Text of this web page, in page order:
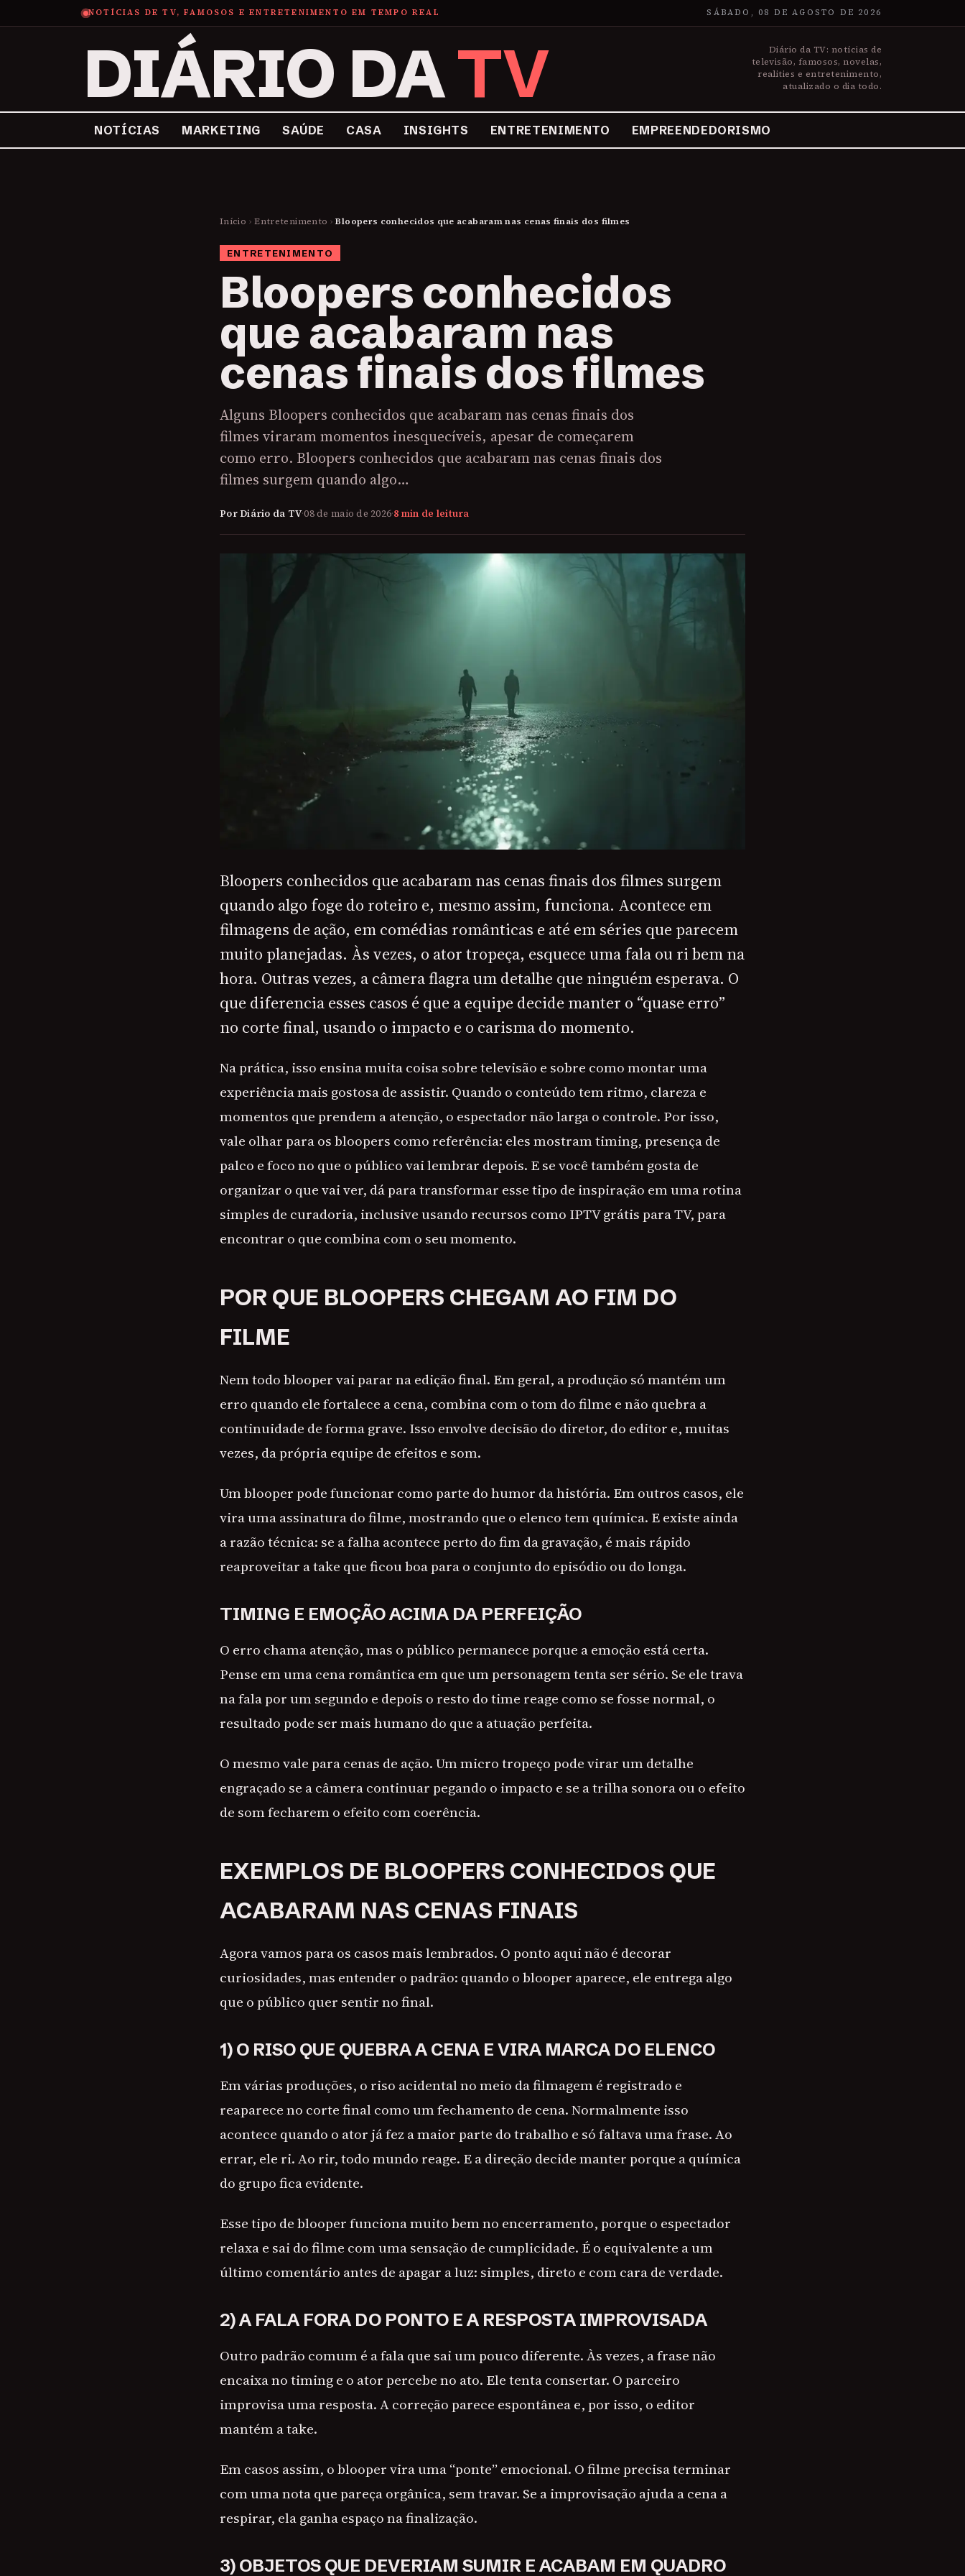
NOTÍCIAS DE TV, FAMOSOS E ENTRETENIMENTO EM TEMPO REAL SÁBADO, 08 DE AGOSTO DE 2026
DIÁRIO DATV
Diário da TV: notícias de
televisão, famosos, novelas,
realities e entretenimento,
atualizado o dia todo.
NOTÍCIAS MARKETING SAÚDE CASA INSIGHTS ENTRETENIMENTO EMPREENDEDORISMO
Início › Entretenimento › Bloopers conhecidos que acabaram nas cenas finais dos filmes
ENTRETENIMENTO
Bloopers conhecidos
que acabaram nas
cenas finais dos filmes
Alguns Bloopers conhecidos que acabaram nas cenas finais dos
filmes viraram momentos inesquecíveis, apesar de começarem
como erro. Bloopers conhecidos que acabaram nas cenas finais dos
filmes surgem quando algo…
Por Diário da TV·08 de maio de 2026·8 min de leitura
Bloopers conhecidos que acabaram nas cenas finais dos filmes surgem
quando algo foge do roteiro e, mesmo assim, funciona. Acontece em
filmagens de ação, em comédias românticas e até em séries que parecem
muito planejadas. Às vezes, o ator tropeça, esquece uma fala ou ri bem na
hora. Outras vezes, a câmera flagra um detalhe que ninguém esperava. O
que diferencia esses casos é que a equipe decide manter o “quase erro”
no corte final, usando o impacto e o carisma do momento.
Na prática, isso ensina muita coisa sobre televisão e sobre como montar uma
experiência mais gostosa de assistir. Quando o conteúdo tem ritmo, clareza e
momentos que prendem a atenção, o espectador não larga o controle. Por isso,
vale olhar para os bloopers como referência: eles mostram timing, presença de
palco e foco no que o público vai lembrar depois. E se você também gosta de
organizar o que vai ver, dá para transformar esse tipo de inspiração em uma rotina
simples de curadoria, inclusive usando recursos como IPTV grátis para TV, para
encontrar o que combina com o seu momento.
POR QUE BLOOPERS CHEGAM AO FIM DO
FILME
Nem todo blooper vai parar na edição final. Em geral, a produção só mantém um
erro quando ele fortalece a cena, combina com o tom do filme e não quebra a
continuidade de forma grave. Isso envolve decisão do diretor, do editor e, muitas
vezes, da própria equipe de efeitos e som.
Um blooper pode funcionar como parte do humor da história. Em outros casos, ele
vira uma assinatura do filme, mostrando que o elenco tem química. E existe ainda
a razão técnica: se a falha acontece perto do fim da gravação, é mais rápido
reaproveitar a take que ficou boa para o conjunto do episódio ou do longa.
TIMING E EMOÇÃO ACIMA DA PERFEIÇÃO
O erro chama atenção, mas o público permanece porque a emoção está certa.
Pense em uma cena romântica em que um personagem tenta ser sério. Se ele trava
na fala por um segundo e depois o resto do time reage como se fosse normal, o
resultado pode ser mais humano do que a atuação perfeita.
O mesmo vale para cenas de ação. Um micro tropeço pode virar um detalhe
engraçado se a câmera continuar pegando o impacto e se a trilha sonora ou o efeito
de som fecharem o efeito com coerência.
EXEMPLOS DE BLOOPERS CONHECIDOS QUE
ACABARAM NAS CENAS FINAIS
Agora vamos para os casos mais lembrados. O ponto aqui não é decorar
curiosidades, mas entender o padrão: quando o blooper aparece, ele entrega algo
que o público quer sentir no final.
1) O RISO QUE QUEBRA A CENA E VIRA MARCA DO ELENCO
Em várias produções, o riso acidental no meio da filmagem é registrado e
reaparece no corte final como um fechamento de cena. Normalmente isso
acontece quando o ator já fez a maior parte do trabalho e só faltava uma frase. Ao
errar, ele ri. Ao rir, todo mundo reage. E a direção decide manter porque a química
do grupo fica evidente.
Esse tipo de blooper funciona muito bem no encerramento, porque o espectador
relaxa e sai do filme com uma sensação de cumplicidade. É o equivalente a um
último comentário antes de apagar a luz: simples, direto e com cara de verdade.
2) A FALA FORA DO PONTO E A RESPOSTA IMPROVISADA
Outro padrão comum é a fala que sai um pouco diferente. Às vezes, a frase não
encaixa no timing e o ator percebe no ato. Ele tenta consertar. O parceiro
improvisa uma resposta. A correção parece espontânea e, por isso, o editor
mantém a take.
Em casos assim, o blooper vira uma “ponte” emocional. O filme precisa terminar
com uma nota que pareça orgânica, sem travar. Se a improvisação ajuda a cena a
respirar, ela ganha espaço na finalização.
3) OBJETOS QUE DEVERIAM SUMIR E ACABAM EM QUADRO